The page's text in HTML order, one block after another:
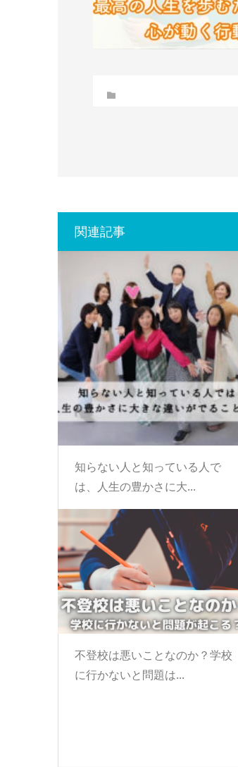
関連記事
知らない人と知っている人で
は、人生の豊かさに大...
不登校は悪いことなのか？学校
に行かないと問題は...